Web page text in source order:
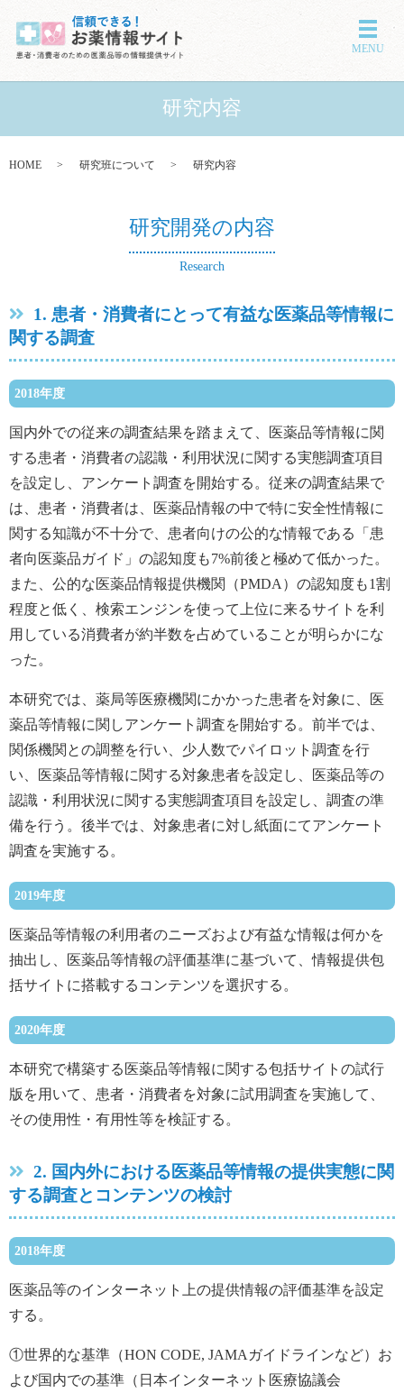
メニ
MENU
研究内容
HOME 研究班について 研究内容
研究開発の内容
Research
1. 患者・消費者にとって有益な医薬品等情報に
関する調査
2018年度
国内外での従来の調査結果を踏まえて、医薬品等情報に関
する患者・消費者の認識・利用状況に関する実態調査項目
を設定し、アンケート調査を開始する。従来の調査結果で
は、患者・消費者は、医薬品情報の中で特に安全性情報に
関する知識が不十分で、患者向けの公的な情報である「患
者向医薬品ガイド」の認知度も7%前後と極めて低かった。
また、公的な医薬品情報提供機関（PMDA）の認知度も1割
程度と低く、検索エンジンを使って上位に来るサイトを利
用している消費者が約半数を占めていることが明らかにな
った。
本研究では、薬局等医療機関にかかった患者を対象に、医
薬品等情報に関しアンケート調査を開始する。前半では、
関係機関との調整を行い、少人数でパイロット調査を行
い、医薬品等情報に関する対象患者を設定し、医薬品等の
認識・利用状況に関する実態調査項目を設定し、調査の準
備を行う。後半では、対象患者に対し紙面にてアンケート
調査を実施する。
2019年度
医薬品等情報の利用者のニーズおよび有益な情報は何かを
抽出し、医薬品等情報の評価基準に基づいて、情報提供包
括サイトに搭載するコンテンツを選択する。
2020年度
本研究で構築する医薬品等情報に関する包括サイトの試行
版を用いて、患者・消費者を対象に試用調査を実施して、
その使用性・有用性等を検証する。
2. 国内外における医薬品等情報の提供実態に関
する調査とコンテンツの検討
2018年度
医薬品等のインターネット上の提供情報の評価基準を設定
する。
①世界的な基準（HON CODE, JAMAガイドラインなど）お
よび国内での基準（日本インターネット医療協議会